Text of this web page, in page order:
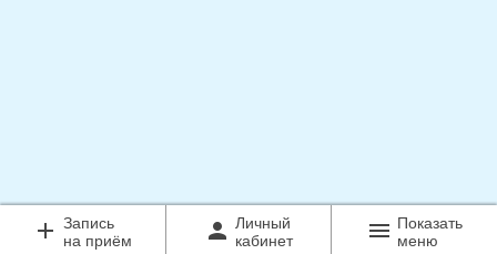
add Запись
на приём
person Личный
кабинет
menu Показать
меню